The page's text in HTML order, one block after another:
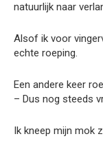
natuurlijk naar
Alsof ik voor
echte roeping.
Een andere keer
– Dus nog steeds
Ik kneep mijn mok